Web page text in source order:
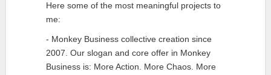
Here some of the most meaningful projects to
me:
- Monkey Business collective creation since
2007. Our slogan and core offer in Monkey
Business is: More Action. More Chaos. More